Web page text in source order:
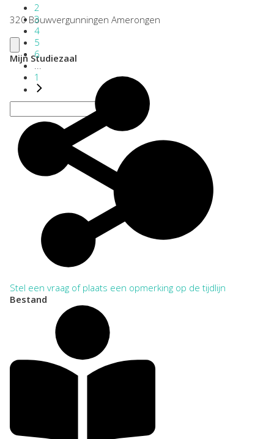
2
3
4
5
6
...
1
320 Bouwvergunningen Amerongen
Mijn Studiezaal
Stel een vraag of plaats een opmerking op de tijdlijn
Bestand